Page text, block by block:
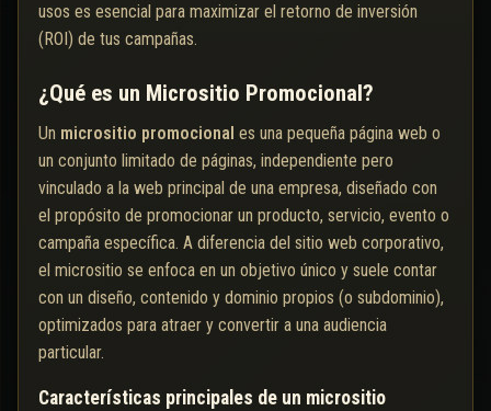
usos es esencial para maximizar el retorno de inversión
(ROI) de tus campañas.
¿Qué es un Micrositio Promocional?
Un micrositio promocional es una pequeña página web o
un conjunto limitado de páginas, independiente pero
vinculado a la web principal de una empresa, diseñado con
el propósito de promocionar un producto, servicio, evento o
campaña específica. A diferencia del sitio web corporativo,
el micrositio se enfoca en un objetivo único y suele contar
con un diseño, contenido y dominio propios (o subdominio),
optimizados para atraer y convertir a una audiencia
particular.
Características principales de un micrositio